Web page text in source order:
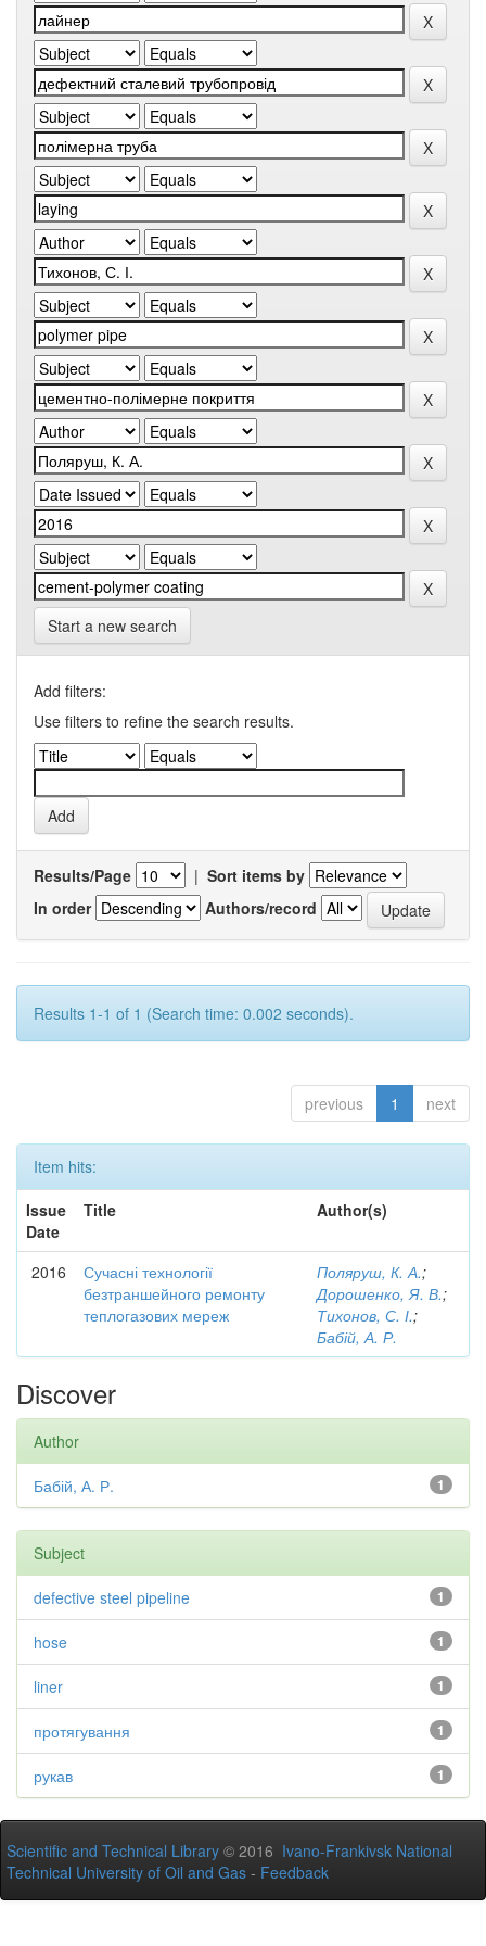
Start a new search
Add filters:
Use filters to refine the search results.
Results/Page | Sort items by
In order
Authors/record
Results 1-1 of 1 (Search time: 0.002 seconds).
previous 1 next
Item hits:
Issue
Date
Title Author(s)
2016
Сучасні технології
безтраншейного ремонту
теплогазових мереж
Поляруш, К. А.;
Дорошенко, Я. В.;
Тихонов, С. І.;
Бабій, А. Р.
Discover
Author
1
Бабій, А. Р.
Subject
1
defective steel pipeline
1
hose
1
liner
1
протягування
1
рукав
Scientific and Technical Library © 2016 Ivano-Frankivsk National
Technical University of Oil and Gas - Feedback